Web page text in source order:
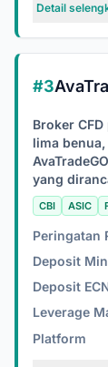
Detail
#3
Broker
lima
yang
CBI ASIC
Peringatan
Deposit Min
Deposit
Leverage
Platform